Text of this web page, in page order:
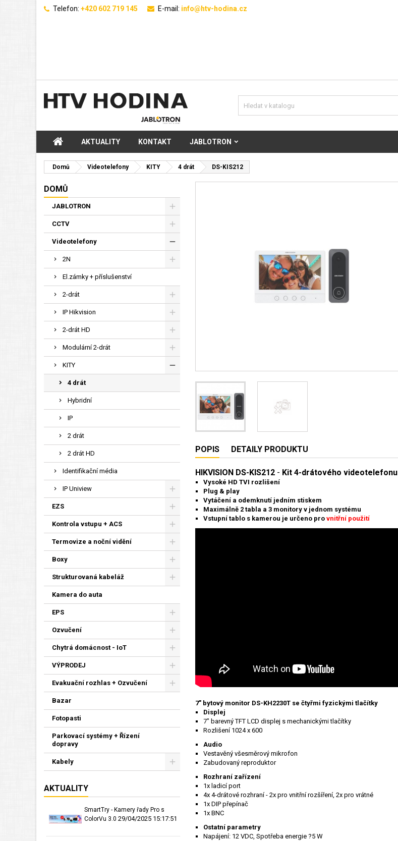
Telefon: +420 602 719 145 E-mail: info@htv-hodina.cz
AKTUALITY KONTAKT JABLOTRON
Domů Videotelefony KITY 4 drát DS-KIS212
DOMŮ
JABLOTRON
CCTV
Videotelefony
2N
El.zámky + příslušenství
2-drát
IP Hikvision
2-drát HD
Modulární 2-drát
KITY
4 drát
Hybridní
IP
2 drát
2 drát HD
Identifikační média
IP Uniview
EZS
Kontrola vstupu + ACS
Termovize a noční vidění
Boxy
Strukturovaná kabeláž
Kamera do auta
EPS
Ozvučení
Chytrá domácnost - IoT
VÝPRODEJ
Evakuační rozhlas + Ozvučení
Bazar
Fotopasti
Parkovací systémy + Řízení
dopravy
Kabely
AKTUALITY
SmartTry - Kamery řady Pro s
ColorVu 3.0 29/04/2025 15:17:51
POPIS DETAILY PRODUKTU
HIKVISION DS-KIS212 - Kit 4-drátového videotelefonu
Vysoké HD TVI rozlišení
Plug & play
Vytáčení a odemknutí jedním stiskem
Maximálně 2 tabla a 3 monitory v jednom systému
Vstupní tablo s kamerou je určeno pro vnitřní použití
7" bytový monitor DS-KH2230T se čtyřmi fyzickými tlačítky
Displej
7" barevný TFT LCD displej s mechanickými tlačítky
Rozlišení 1024 x 600
Audio
Vestavěný všesměrový mikrofon
Zabudovaný reproduktor
Rozhraní zařízení
1x ladicí port
4x 4-drátové rozhraní - 2x pro vnitřní rozšíření, 2x pro vrátné
1x DIP přepínač
1x BNC
Ostatní parametry
Napájení: 12 VDC, Spotřeba energie ?5 W